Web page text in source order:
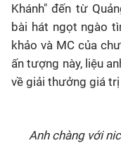
Khánh" đến từ
bài hát ngọt ngào
khảo và MC của
ấn tượng này, liệu
về giải thưởng giá
Anh chàng với